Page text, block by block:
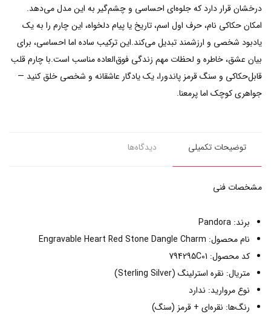
درخشان قرار دارد که جلوه‌ای احساسی و چشم‌گیر به این مدل می‌دهد.
امکان حکاکی نام، حرف اول اسم، تاریخ یا پیام دلخواه، این چارم را به یک
یادبود شخصی و ارزشمند تبدیل می‌کند.این ترکیب ساده اما احساسی، برای
بیان عشق، خاطره و لحظات مهم زندگی فوق‌العاده مناسب است.با چارم قلب
قابل‌حکاکی و سنگ قرمز پاندورا، یک یادگار عاشقانه و شخصی خلق کنید —
جواهری کوچک اما پرمعنا.
توضیحات تکمیلی دیدگاه‌ها
مشخصات فنی
برند: Pandora
نام محصول: Engravable Heart Red Stone Dangle Charm
کد محصول: 794295C01
متریال: نقره استرلینگ (Sterling Silver)
نوع مروارید: ندارد
رنگ‌ها: نقره‌ای + قرمز (سنگ)